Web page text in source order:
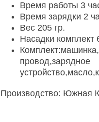
Время работы 3
Время зарядки 2
Вес 205 гр.
Насадки комплект
провод,зарядное
Производство: Южная